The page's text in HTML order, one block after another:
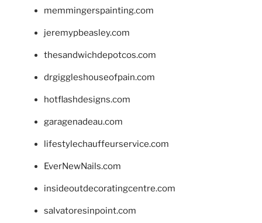
memmingerspainting.com
jeremypbeasley.com
thesandwichdepotcos.com
drgiggleshouseofpain.com
hotflashdesigns.com
garagenadeau.com
lifestylechauffeurservice.com
EverNewNails.com
insideoutdecoratingcentre.com
salvatoresinpoint.com